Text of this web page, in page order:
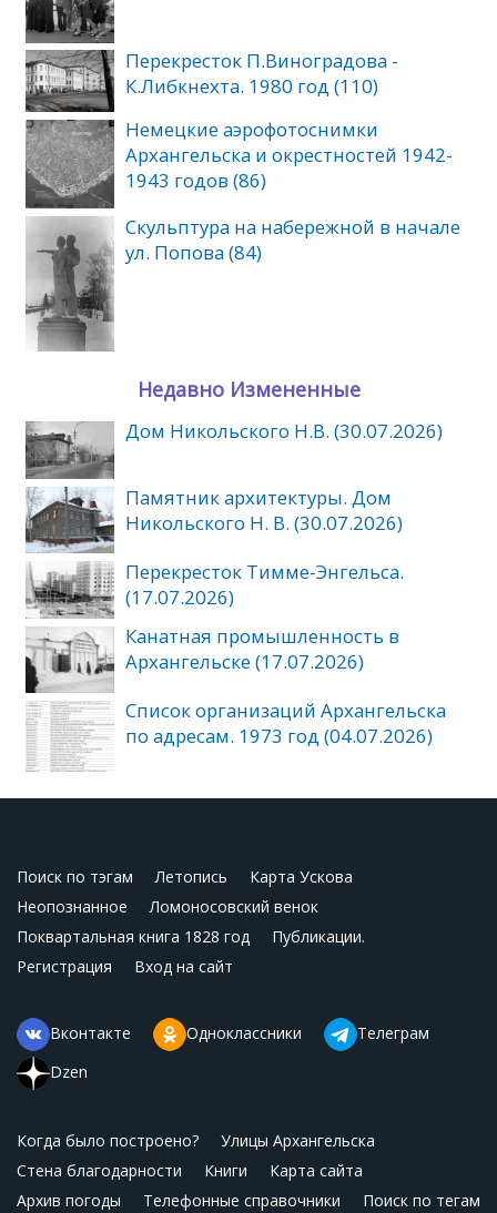
Перекресток П.Виноградова -
К.Либкнехта. 1980 год (110)
Немецкие аэрофотоснимки
Архангельска и окрестностей 1942-
1943 годов (86)
Скульптура на набережной в начале
ул. Попова (84)
Недавно Измененные
Дом Никольского Н.В. (30.07.2026)
Памятник архитектуры. Дом
Никольского Н. В. (30.07.2026)
Перекресток Тимме-Энгельса.
(17.07.2026)
Канатная промышленность в
Архангельске (17.07.2026)
Список организаций Архангельска
по адресам. 1973 год (04.07.2026)
Поиск по тэгам Летопись
Карта Ускова
Неопознанное
Ломоносовский венок
Поквартальная книга 1828 год
Публикации.
Регистрация
Вход на сайт
Вконтакте Одноклассники
Телеграм
Dzen
Когда было построено?
Улицы Архангельска
Стена благодарности
Книги
Карта сайта
Архив погоды
Телефонные справочники Поиск по тегам